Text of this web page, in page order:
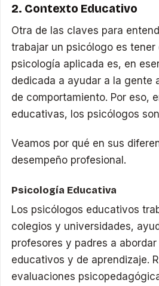
2. Contexto Educativo
Otra de las claves para
trabajar un psicólogo es tener
psicología aplicada es, en
dedicada a ayudar a la gente
de comportamiento. Por eso,
educativas, los psicólogos
Veamos por qué en sus
desempeño profesional.
Psicología Educativa
Los psicólogos educativos
colegios y universidades,
profesores y padres a
educativos y de aprendizaje.
evaluaciones